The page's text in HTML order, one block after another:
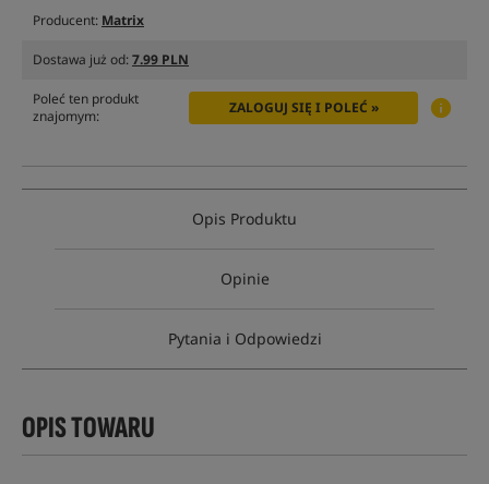
Producent: Matrix
Dostawa już od:7.99 PLN
Poleć ten produkt
znajomym:
ZALOGUJ SIĘ I POLEĆ »
Opis Produktu
Opinie
Pytania i Odpowiedzi
OPIS TOWARU